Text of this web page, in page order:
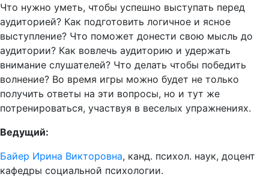
Что нужно уметь, чтобы успешно выступать перед
аудиторией? Как подготовить логичное и ясное
выступление? Что поможет донести свою мысль до
аудитории? Как вовлечь аудиторию и удержать
внимание слушателей? Что делать чтобы победить
волнение? Во время игры можно будет не только
получить ответы на эти вопросы, но и тут же
потренироваться, участвуя в веселых упражнениях.
Ведущий:
Байер Ирина Викторовна, канд. психол. наук, доцент
кафедры социальной психологии.